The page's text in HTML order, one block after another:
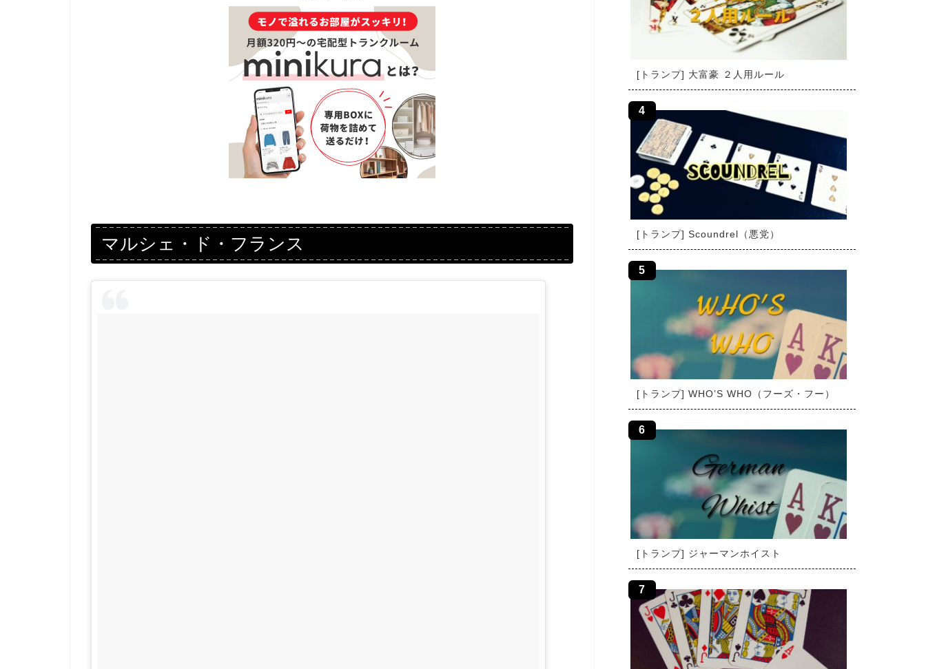
マルシェ・ド・フランス
[トランプ] 大富豪 ２人用ルール
[トランプ] Scoundrel（悪党）
[トランプ] WHO’S WHO（フーズ・フー）
[トランプ] ジャーマンホイスト